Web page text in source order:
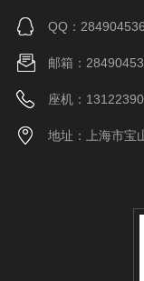
QQ：
邮箱：
座机：
地址：上海市宝